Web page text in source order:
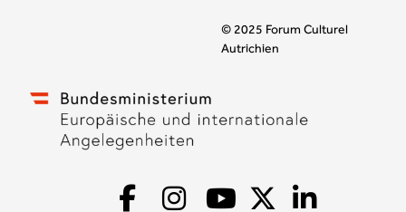
© 2025 Forum Culturel
Autrichien